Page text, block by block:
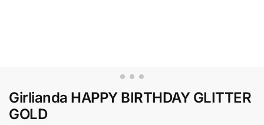
Girlianda HAPPY BIRTHDAY GLITTER
GOLD